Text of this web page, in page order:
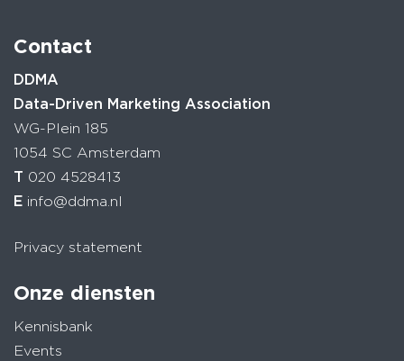
Contact
DDMA
Data-Driven Marketing Association
WG-Plein 185
1054 SC Amsterdam
T 020 4528413
E info@ddma.nl
Privacy statement
Onze diensten
Kennisbank
Events